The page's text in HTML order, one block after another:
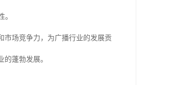
。
市场竞争力，为广播行业的发展贡
蓬勃发展。